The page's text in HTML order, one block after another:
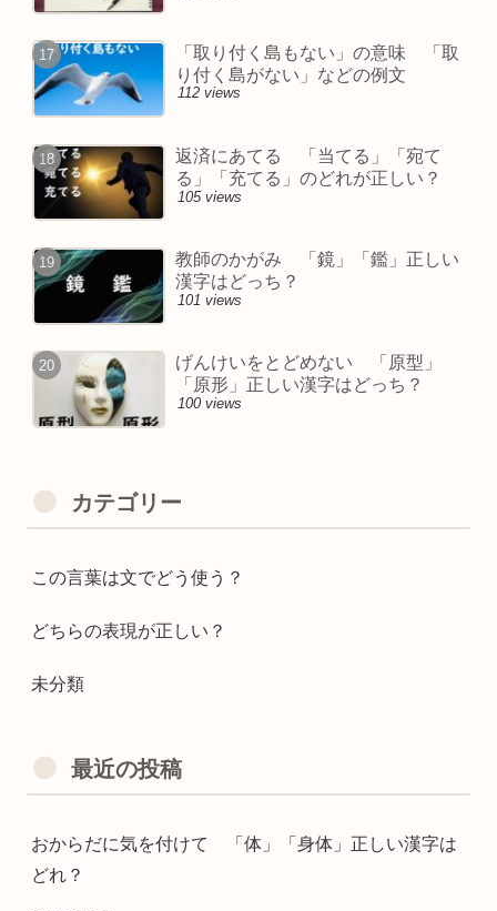
「取り付く島もない」の意味 「取
り付く島がない」などの例文
112 views
返済にあてる 「当てる」「宛て
る」「充てる」のどれが正しい？
105 views
教師のかがみ 「鏡」「鑑」正しい
漢字はどっち？
101 views
げんけいをとどめない 「原型」
「原形」正しい漢字はどっち？
100 views
カテゴリー
この言葉は文でどう使う？
どちらの表現が正しい？
未分類
最近の投稿
おからだに気を付けて 「体」「身体」正しい漢字は
どれ？